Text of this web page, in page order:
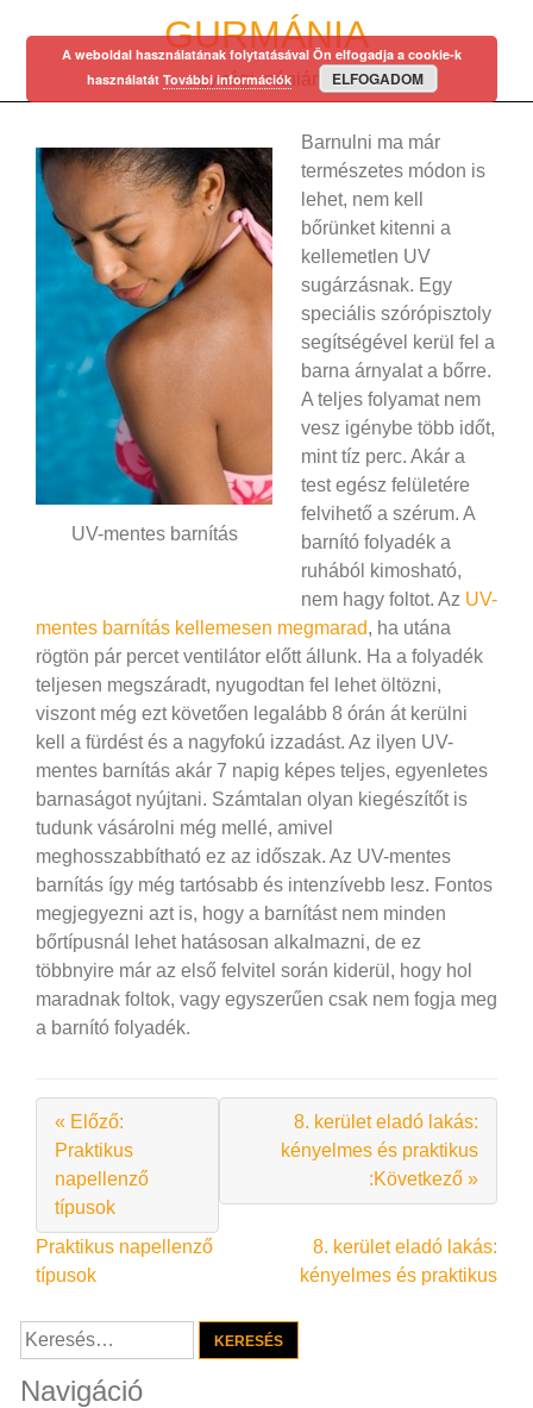
GURMÁNIA
egy régi mániám…
UV-mentes barnítás
Barnulni ma már
természetes módon is
lehet, nem kell
bőrünket kitenni a
kellemetlen UV
sugárzásnak. Egy
speciális szórópisztoly
segítségével kerül fel a
barna árnyalat a bőrre.
A teljes folyamat nem
vesz igénybe több időt,
mint tíz perc. Akár a
test egész felületére
felvihető a szérum. A
barnító folyadék a
ruhából kimosható,
nem hagy foltot. Az UV-
mentes barnítás kellemesen megmarad, ha utána
rögtön pár percet ventilátor előtt állunk. Ha a folyadék
teljesen megszáradt, nyugodtan fel lehet öltözni,
viszont még ezt követően legalább 8 órán át kerülni
kell a fürdést és a nagyfokú izzadást. Az ilyen UV-
mentes barnítás akár 7 napig képes teljes, egyenletes
barnaságot nyújtani. Számtalan olyan kiegészítőt is
tudunk vásárolni még mellé, amivel
meghosszabbítható ez az időszak. Az UV-mentes
barnítás így még tartósabb és intenzívebb lesz. Fontos
megjegyezni azt is, hogy a barnítást nem minden
bőrtípusnál lehet hatásosan alkalmazni, de ez
többnyire már az első felvitel során kiderül, hogy hol
maradnak foltok, vagy egyszerűen csak nem fogja meg
a barnító folyadék.
« Előző:
Praktikus
napellenző
típusok
8. kerület eladó lakás:
kényelmes és praktikus
:Következő »
Bejegyzés
navigáció
Praktikus napellenző
típusok
8. kerület eladó lakás:
kényelmes és praktikus
Keresés:
Navigáció
A weboldal használatának folytatásával Ön elfogadja a cookie-k
használatát További információk ELFOGADOM